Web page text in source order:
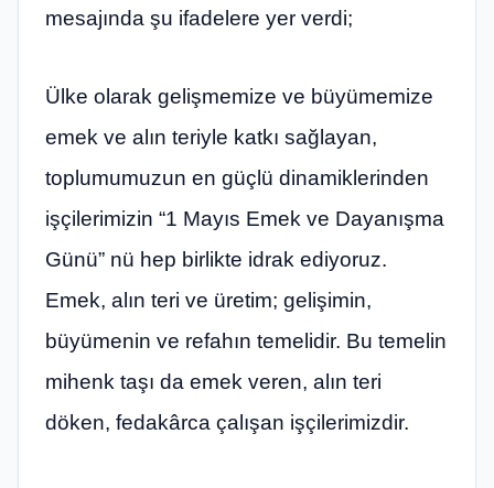
mesajında şu ifadelere yer verdi;
Ülke olarak gelişmemize ve büyümemize
emek ve alın teriyle katkı sağlayan,
toplumumuzun en güçlü dinamiklerinden
işçilerimizin “1 Mayıs Emek ve Dayanışma
Günü” nü hep birlikte idrak ediyoruz.
Emek, alın teri ve üretim; gelişimin,
büyümenin ve refahın temelidir. Bu temelin
mihenk taşı da emek veren, alın teri
döken, fedakârca çalışan işçilerimizdir.